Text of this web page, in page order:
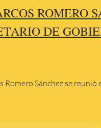
ROMERO
DE
Sánchez se